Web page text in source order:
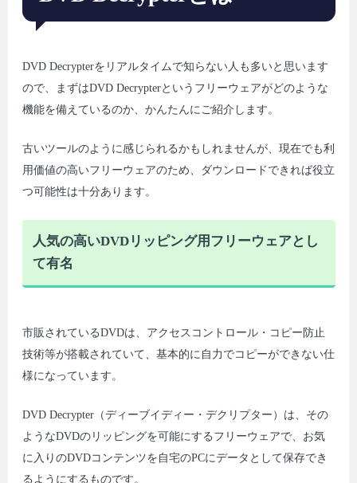
DVD Decrypterをリアルタイムで知らない人も多いと思います
ので、まずはDVD Decrypterというフリーウェアがどのような
機能を備えているのか、かんたんにご紹介します。
古いツールのように感じられるかもしれませんが、現在でも利
用価値の高いフリーウェアのため、ダウンロードできれば役立
つ可能性は十分あります。
人気の高いDVDリッピング用フリーウェアとし
て有名
市販されているDVDは、アクセスコントロール・コピー防止
技術等が搭載されていて、基本的に自力でコピーができない仕
様になっています。
DVD Decrypter（ディーブイディー・デクリプター）は、その
ようなDVDのリッピングを可能にするフリーウェアで、お気
に入りのDVDコンテンツを自宅のPCにデータとして保存でき
るようにするものです。